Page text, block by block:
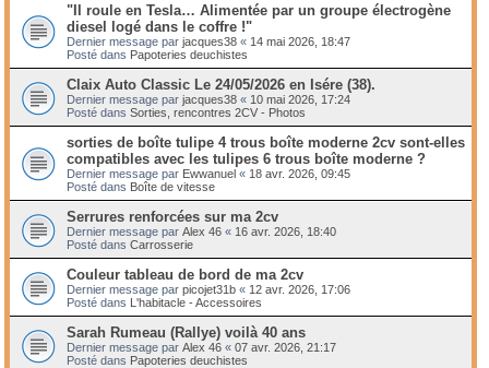
"Il roule en Tesla… Alimentée par un groupe électrogène
diesel logé dans le coffre !"
Dernier message par jacques38 « 14 mai 2026, 18:47
Posté dans Papoteries deuchistes
Claix Auto Classic Le 24/05/2026 en Isére (38).
Dernier message par jacques38 « 10 mai 2026, 17:24
Posté dans Sorties, rencontres 2CV - Photos
sorties de boîte tulipe 4 trous boîte moderne 2cv sont-elles
compatibles avec les tulipes 6 trous boîte moderne ?
Dernier message par Ewwanuel « 18 avr. 2026, 09:45
Posté dans Boîte de vitesse
Serrures renforcées sur ma 2cv
Dernier message par Alex 46 « 16 avr. 2026, 18:40
Posté dans Carrosserie
Couleur tableau de bord de ma 2cv
Dernier message par picojet31b « 12 avr. 2026, 17:06
Posté dans L'habitacle - Accessoires
Sarah Rumeau (Rallye) voilà 40 ans
Dernier message par Alex 46 « 07 avr. 2026, 21:17
Posté dans Papoteries deuchistes